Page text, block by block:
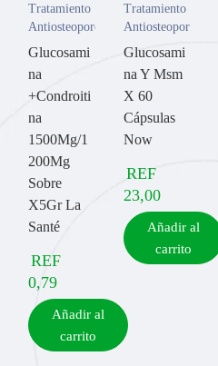
Tratamiento
Antiosteoporosis/Antirreumáticos
Glucosami
na
+Condroiti
na
1500Mg/1
200Mg
Sobre
X5Gr La
Santé
REF
0,79
Añadir al
carrito
Tratamiento
Antiosteoporosis/
Glucosami
na Y Msm
X 60
Cápsulas
Now
REF
23,00
Añadir al
carrito